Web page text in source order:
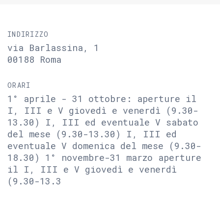
INDIRIZZO
via Barlassina, 1
00188 Roma
ORARI
1° aprile - 31 ottobre: aperture il
I, III e V giovedì e venerdì (9.30-
13.30) I, III ed eventuale V sabato
del mese (9.30-13.30) I, III ed
eventuale V domenica del mese (9.30-
18.30) 1° novembre-31 marzo aperture
il I, III e V giovedì e venerdì
(9.30-13.3